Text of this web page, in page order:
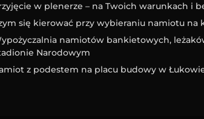
w plenerze – na Twoich warunkach i
się kierować przy wybieraniu namiotu na
namiotów bankietowych,
Narodowym
z podestem na placu budowy w